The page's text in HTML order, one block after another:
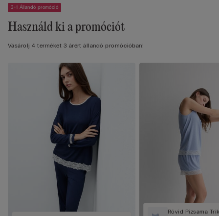
3+1 Állandó promóció
Használd ki a promóciót
Vásárolj 4 terméket 3 árért állandó promócióban!
Rövid Pizsama